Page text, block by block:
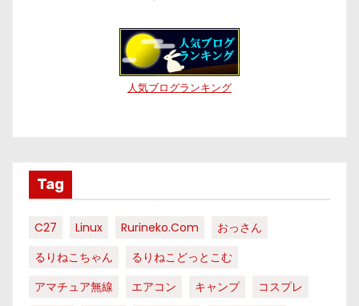
人気ブログランキング
Tag
C27 Linux Rurineko.com
おっさん
るりねこちゃん
るりねこどっとこむ
アマチュア無線
エアコン キャンプ
コスプレ